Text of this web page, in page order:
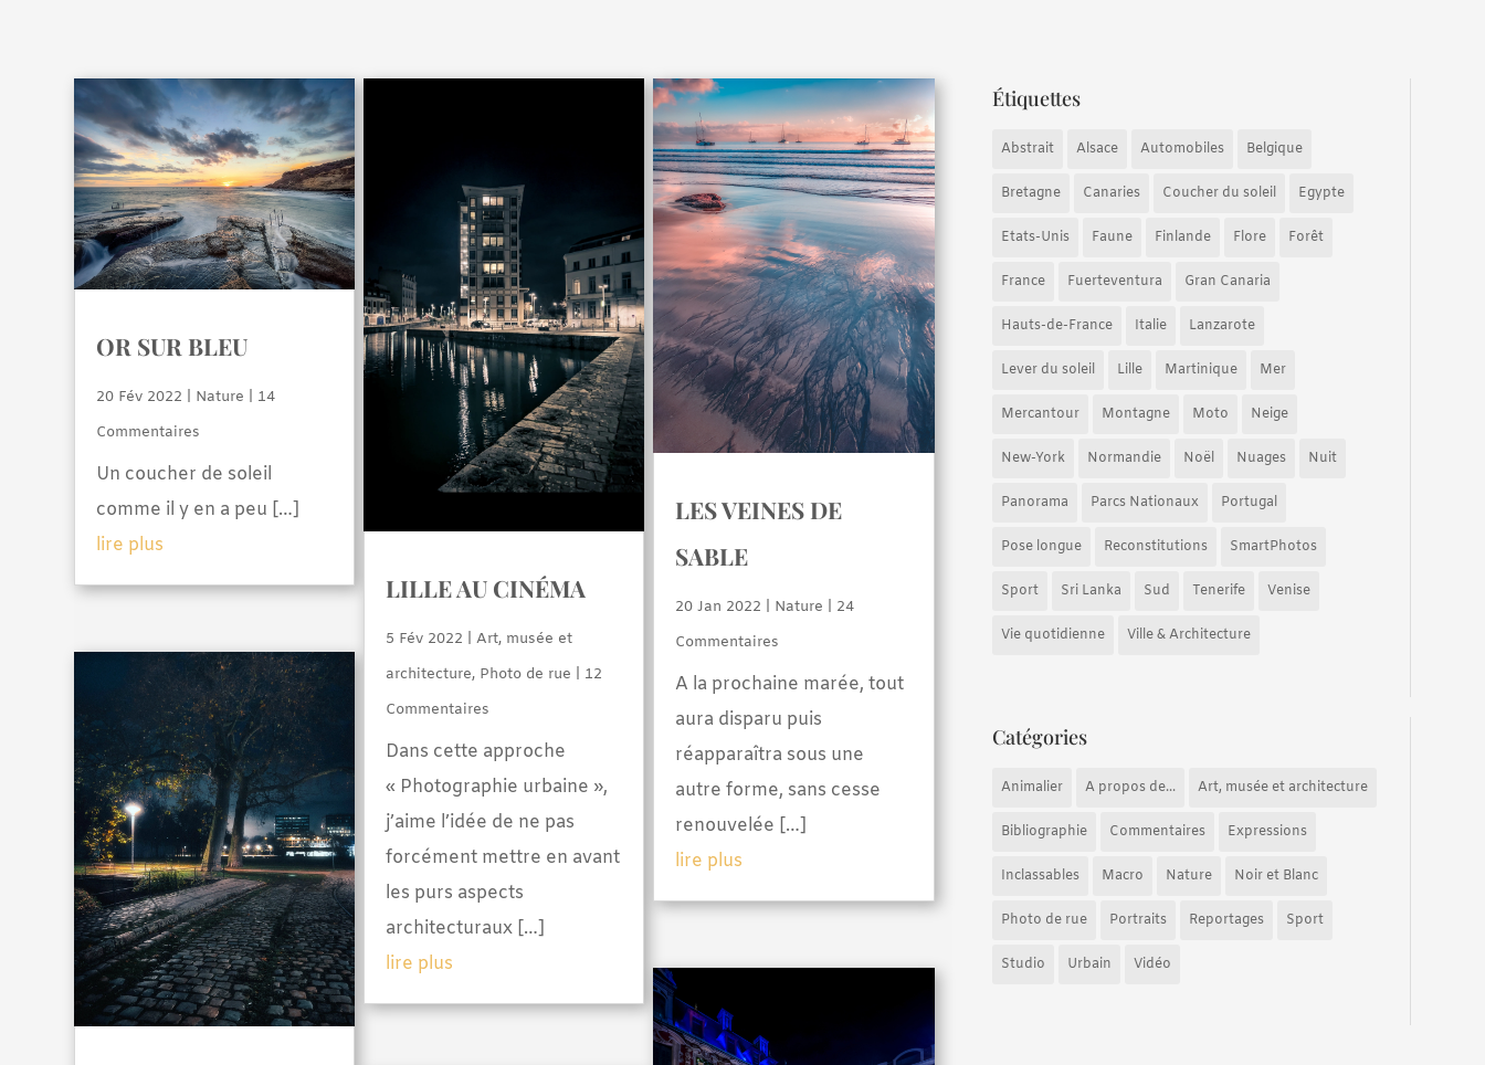
OR SUR BLEU
20 Fév 2022 Nature | 14
Commentaires
Un coucher de soleil
comme il y en a peu […]
lire plus
LILLE AU CINÉMA
5 Fév 2022 |Art, musée et
architecture, Photo de rue | 12
Commentaires
Dans cette approche
« Photographie urbaine »,
j’aime l’idée de ne pas
forcément mettre en avant
les purs aspects
architecturaux […]
lire plus
LES VEINES DE
SABLE
20 Jan 2022 Nature | 24
Commentaires
A la prochaine marée, tout
aura disparu puis
réapparaîtra sous une
autre forme, sans cesse
renouvelée […]
lire plus
Étiquettes
Abstrait Alsace Automobiles Belgique
Bretagne Canaries Coucher du soleil Egypte
Etats-Unis Faune Finlande Flore Forêt
France Fuerteventura Gran Canaria
Hauts-de-France Italie Lanzarote
Lever du soleil Lille Martinique Mer
Mercantour Montagne Moto Neige
New-York Normandie Noël Nuages Nuit
Panorama Parcs Nationaux Portugal
Pose longue Reconstitutions SmartPhotos
Sport Sri Lanka Sud Tenerife Venise
Vie quotidienne Ville & Architecture
Catégories
Animalier A propos de... Art, musée et architecture
Bibliographie Commentaires Expressions
Inclassables Macro Nature Noir et Blanc
Photo de rue Portraits Reportages Sport
Studio Urbain Vidéo